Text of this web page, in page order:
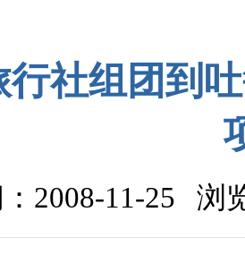
行社组团到
2008-11-25 浏